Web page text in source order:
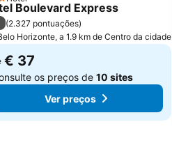
Boulevard Express
(2.327 pontuações)
Horizonte, a 1.9 km de Centro da cidade
€ 37
os preços de 10 sites
Ver preços